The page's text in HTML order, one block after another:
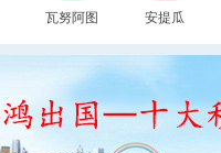
瓦努阿图 安提瓜